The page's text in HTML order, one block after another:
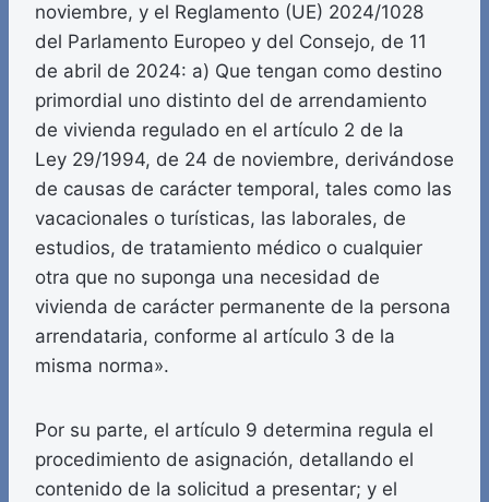
noviembre, y el Reglamento (UE) 2024/1028
del Parlamento Europeo y del Consejo, de 11
de abril de 2024: a) Que tengan como destino
primordial uno distinto del de arrendamiento
de vivienda regulado en el artículo 2 de la
Ley 29/1994, de 24 de noviembre, derivándose
de causas de carácter temporal, tales como las
vacacionales o turísticas, las laborales, de
estudios, de tratamiento médico o cualquier
otra que no suponga una necesidad de
vivienda de carácter permanente de la persona
arrendataria, conforme al artículo 3 de la
misma norma».
Por su parte, el artículo 9 determina regula el
procedimiento de asignación, detallando el
contenido de la solicitud a presentar; y el